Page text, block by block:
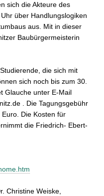
sich die Akteure des
über Handlungslogiken
aus. Mit in dieser
Baubürgermeisterin
die sich mit
sich noch bis zum 30.
Glauche unter E-Mail
. Die Tagungsgebühr
Die Kosten für
die Friedrich- Ebert-
Christine Weiske,